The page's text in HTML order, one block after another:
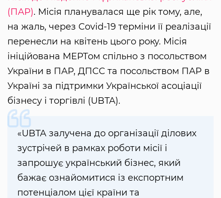
(ПАР). Місія планувалася ще рік тому, але,
на жаль, через Covid-19 терміни її реалізації
перенесли на квітень цього року. Місія
ініційована МЕРТом спільно з посольством
України в ПАР, ДПСС та посольством ПАР в
Україні за підтримки Української асоціації
бізнесу і торгівлі (UBTA).
«UBTA залучена до організації ділових
зустрічей в рамках роботи місії і
запрошує український бізнес, який
бажає ознайомитися із експортним
потенціалом цієї країни та